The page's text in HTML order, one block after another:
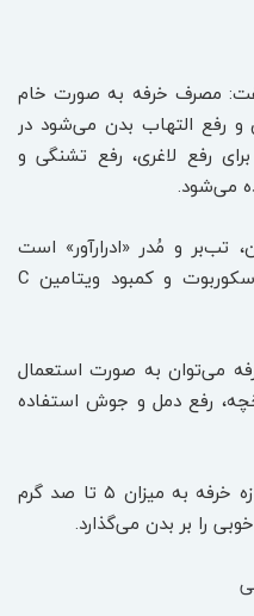
مصرف خرفه به صورت خام
التهاب بدن می‌شود در
رفع لاغری، رفع تشنگی و
می‌شود.
و مُدر «ادرارآور» است
همچنین این گیاه صفراآور، ضد اسکوربوت و کمبود ویتامین ‌C
می‌توان به صورت استعمال
رفع دمل و جوش استفاده
وی بیان داشت: می‌توان از گیاه تازه خرفه به میزان ۵ تا صد گرم
را بر بدن می‌گذارد.